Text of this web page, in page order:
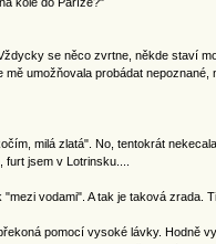
se něco zvrtne, někde staví
umožňovala probádat nepoznané,
milá zlatá". No, tentokrát
jsem v Lotrinsku....
vodami". A tak je taková zrada.
pomocí vysoké lávky. Hodně